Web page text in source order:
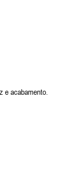
e acabamento.